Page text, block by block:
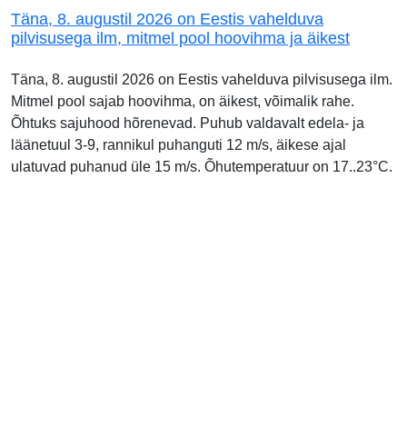
Täna, 8. augustil 2026 on Eestis vahelduva
pilvisusega ilm, mitmel pool hoovihma ja äikest
Täna, 8. augustil 2026 on Eestis vahelduva pilvisusega ilm.
Mitmel pool sajab hoovihma, on äikest, võimalik rahe.
Õhtuks sajuhood hõrenevad. Puhub valdavalt edela- ja
läänetuul 3-9, rannikul puhanguti 12 m/s, äikese ajal
ulatuvad puhanud üle 15 m/s. Õhutemperatuur on 17..23°C.